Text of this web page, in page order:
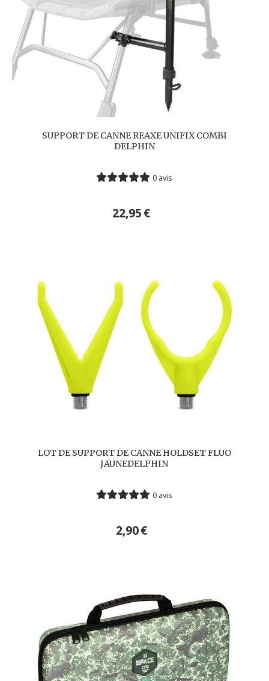
SUPPORT DE CANNE REAXE UNIFIX COMBI
DELPHIN
0 avis
22,95€
LOT DE SUPPORT DE CANNE HOLDSET FLUO
JAUNEDELPHIN
0 avis
2,90€